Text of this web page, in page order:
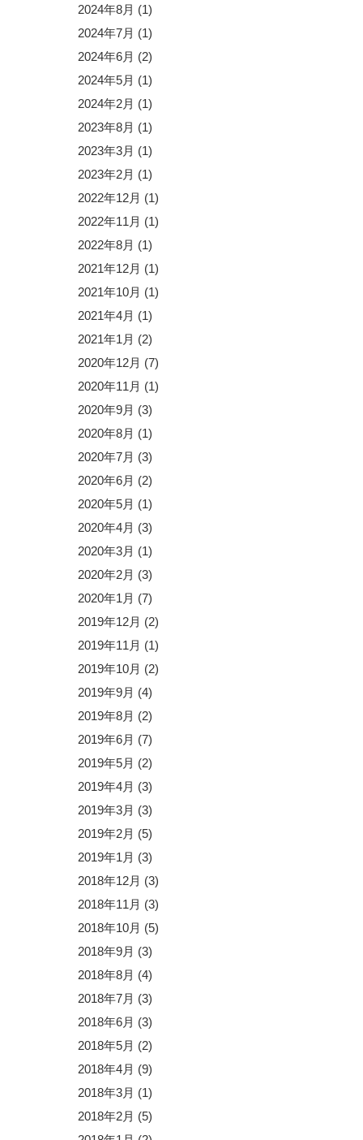
2024年8月 (1)
2024年7月 (1)
2024年6月 (2)
2024年5月 (1)
2024年2月 (1)
2023年8月 (1)
2023年3月 (1)
2023年2月 (1)
2022年12月 (1)
2022年11月 (1)
2022年8月 (1)
2021年12月 (1)
2021年10月 (1)
2021年4月 (1)
2021年1月 (2)
2020年12月 (7)
2020年11月 (1)
2020年9月 (3)
2020年8月 (1)
2020年7月 (3)
2020年6月 (2)
2020年5月 (1)
2020年4月 (3)
2020年3月 (1)
2020年2月 (3)
2020年1月 (7)
2019年12月 (2)
2019年11月 (1)
2019年10月 (2)
2019年9月 (4)
2019年8月 (2)
2019年6月 (7)
2019年5月 (2)
2019年4月 (3)
2019年3月 (3)
2019年2月 (5)
2019年1月 (3)
2018年12月 (3)
2018年11月 (3)
2018年10月 (5)
2018年9月 (3)
2018年8月 (4)
2018年7月 (3)
2018年6月 (3)
2018年5月 (2)
2018年4月 (9)
2018年3月 (1)
2018年2月 (5)